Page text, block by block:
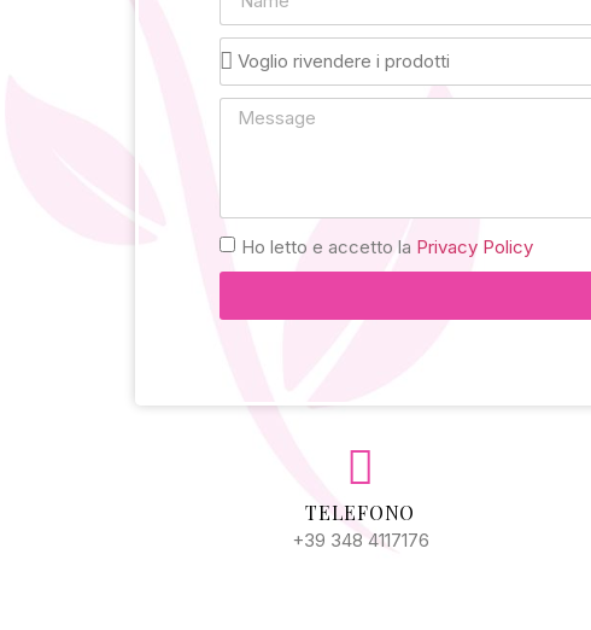
Ho letto e accetto la Privacy Policy
TELEFONO
+39 348 4117176